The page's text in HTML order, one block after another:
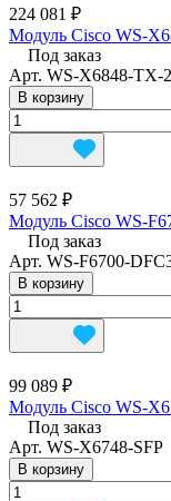
224 081 ₽
Модуль Cisco WS-
Под заказ
Арт. WS-X6848-TX-
В корзину
57 562 ₽
Модуль Cisco WS-
Под заказ
Арт. WS-F6700-
В корзину
99 089 ₽
Модуль Cisco WS-
Под заказ
Арт. WS-X6748-SFP
В корзину